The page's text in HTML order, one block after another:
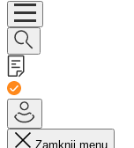
Zamknij menu